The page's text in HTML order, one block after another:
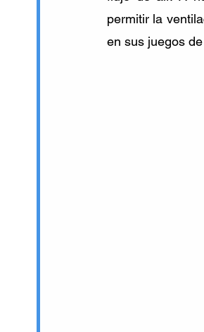
permitir la
en sus juegos